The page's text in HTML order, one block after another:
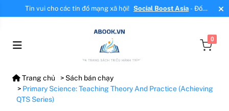
Tin vui cho các tín đồ mạng xã hội! Social Boost Asia- Đối
tác mới, cung cấp dịch vụ tăng tương tác, tăng follow uy tín!
0
Trang chủ
Sách bán chạy
Primary Science: Teaching Theory And Practice (Achieving
QTS Series)